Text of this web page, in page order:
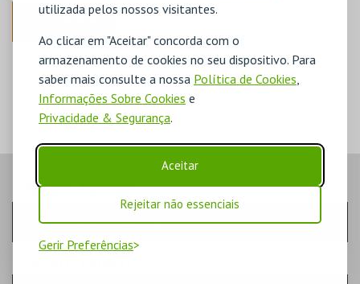
utilizada pelos nossos visitantes.
Ao clicar em "Aceitar" concorda com o
armazenamento de cookies no seu dispositivo. Para
saber mais consulte a nossa Política de Cookies,
Informações Sobre Cookies e
Privacidade & Segurança.
Aceitar
Rejeitar não essenciais
Gerir Preferências
ANTERIOR
DISPONÍVEL
POUCO DISPONÍVEL
ESGOTADO
PASSO- SESSÃO
Escolha a sessão pretendida